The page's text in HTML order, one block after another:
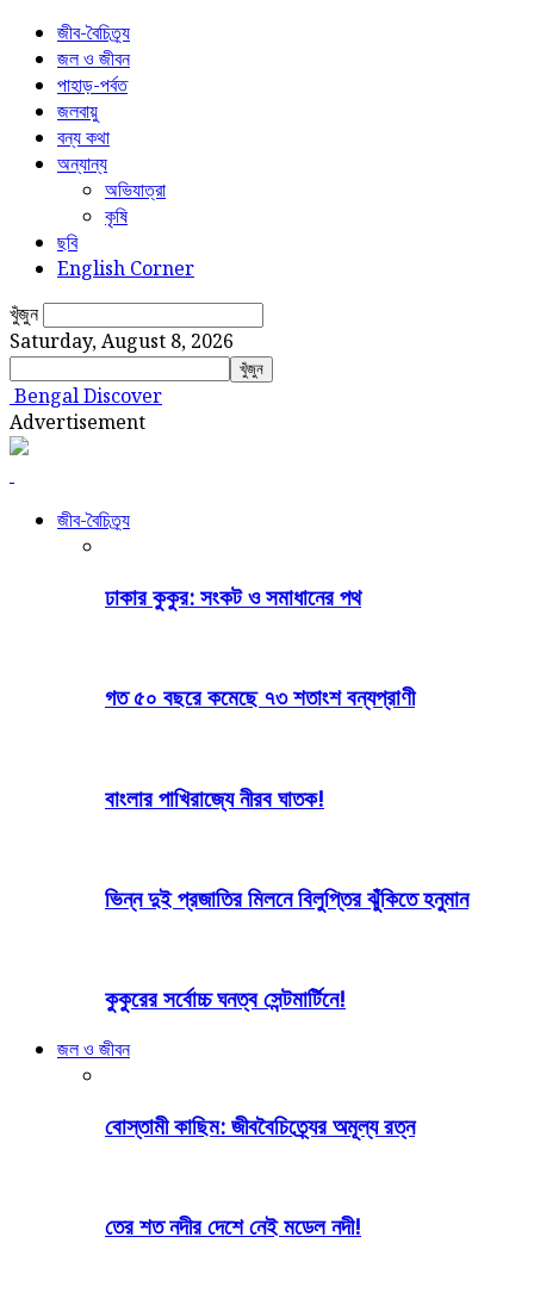
জীব-বৈচিত্র্য
জল ও জীবন
পাহাড়-পর্বত
জলবায়ু
বন্য কথা
অন্যান্য
অভিযাত্রা
কৃষি
ছবি
English Corner
খুঁজুন
Saturday, August 8, 2026
Bengal Discover
Advertisement
জীব-বৈচিত্র্য
ঢাকার কুকুর: সংকট ও সমাধানের পথ
গত ৫০ বছরে কমেছে ৭৩ শতাংশ বন্যপ্রাণী
বাংলার পাখিরাজ্যে নীরব ঘাতক!
ভিন্ন দুই প্রজাতির মিলনে বিলুপ্তির ঝুঁকিতে হনুমান
কুকুরের সর্বোচ্চ ঘনত্ব সেন্টমার্টিনে!
জল ও জীবন
বোস্তামী কাছিম: জীববৈচিত্র্যের অমূল্য রত্ন
তের শত নদীর দেশে নেই মডেল নদী!